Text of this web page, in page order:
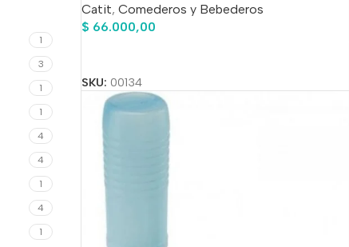
1
3
1
1
4
4
1
4
1
Catit, Comederos y Bebederos
$ 66.000,00
SKU: 00134